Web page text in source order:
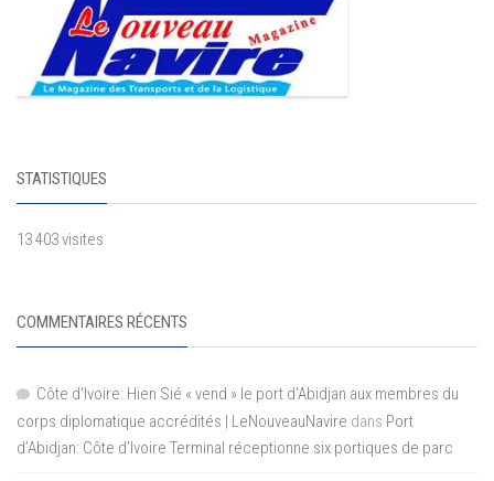
STATISTIQUES
13 403 visites
COMMENTAIRES RÉCENTS
Côte d'Ivoire: Hien Sié « vend » le port d'Abidjan aux membres du
corps diplomatique accrédités | LeNouveauNavire dans Port
d’Abidjan: Côte d’Ivoire Terminal réceptionne six portiques de parc